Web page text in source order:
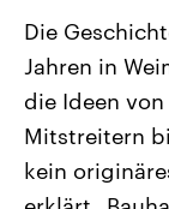
Landtagswahl
2026
Alle Informationen
Sachsen-Anhalt
September 2026
Landtag. Seit
Bundesland von
Die
Jahren in
die Ideen
Mitstreitern
kein